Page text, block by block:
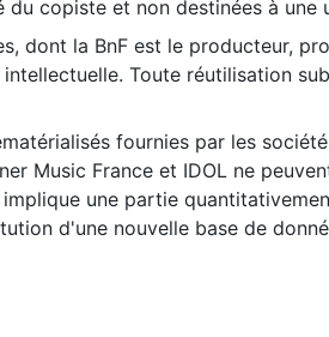
copiste et non destinées à une
dont la BnF est le producteur,
Toute réutilisation
fournies par les
Music France et IDOL ne
une partie
d'une nouvelle base de